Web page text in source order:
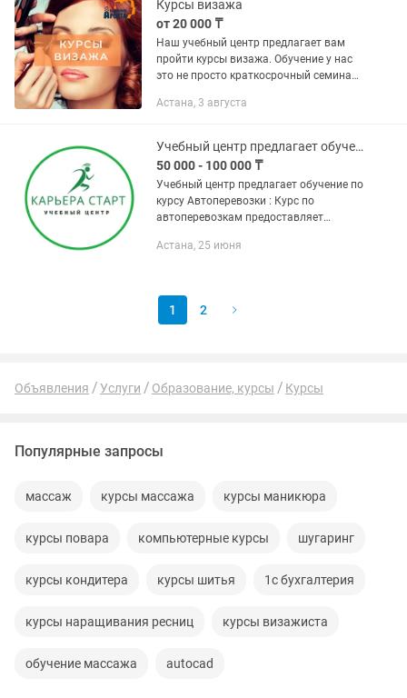
Курсы визажа
от 20 000 ₸
Наш учебный центр предлагает вам
пройти курсы визажа. Обучение у нас
это не просто краткосрочный семинар -
обладать особой, своей собственной
Астана, 3 августа
Учебный центр предлагает обучение по курсу Автоперевозки : Курс по автопере
50 000 - 100 000 ₸
Учебный центр предлагает обучение по
курсу Автоперевозки : Курс по
автоперевозкам предоставляет
навыки для профессионального
Астана, 25 июня
1 2
Объявления Услуги Образование, курсы Курсы
Популярные запросы
массаж курсы массажа курсы маникюра
курсы повара компьютерные курсы шугаринг
курсы кондитера курсы шитья 1с бухгалтерия
курсы наращивания ресниц курсы визажиста
обучение массажа autocad